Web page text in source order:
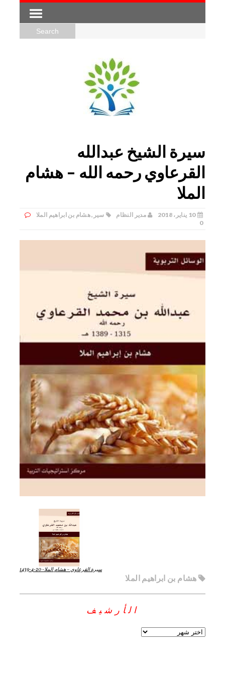
سيرة الشيخ عبدالله
القرعاوي رحمه الله – هشام
الملا
10 يناير، 2018 مدير النظام سير ,هشام بن ابراهيم الملا
0
سيرة القرعاوي – هشام الملا- 20-4-1439
هشام بن ابراهيم الملا
الأرشيف